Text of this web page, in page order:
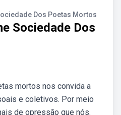
Dos Poetas Mortos
Sociedade Dos
mortos nos convida a
e coletivos. Por meio
de opressão que nós.